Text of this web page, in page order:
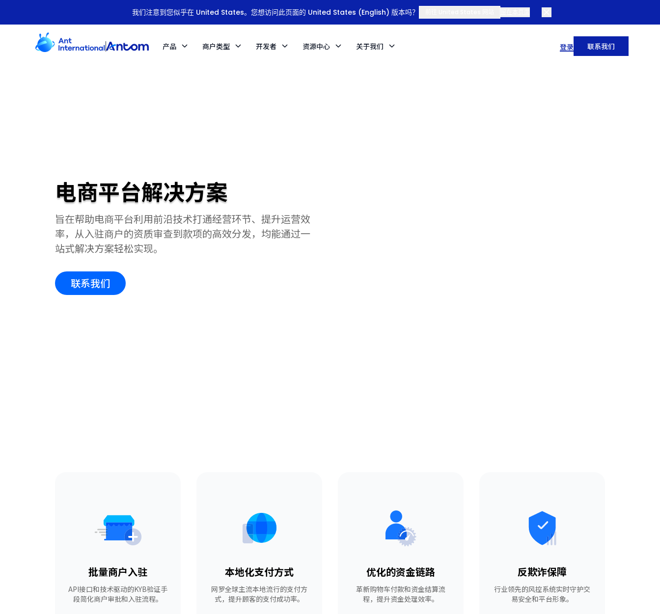
我们注意到您似乎在 United States。您想访问此页面的 United States (English) 版本吗？
产品 商户类型 开发者 资源中心 关于我们 登录 联系我们
电商平台解决方案
旨在帮助电商平台利用前沿技术打通经营环节、提升运营效
率，从入驻商户的资质审查到款项的高效分发，均能通过一
站式解决方案轻松实现。
联系我们
批量商户入驻
API接口和技术驱动的KYB验证手
段简化商户审批和入驻流程。
本地化支付方式
网罗全球主流本地流行的支付方
式，提升顾客的支付成功率。
优化的资金链路
革新购物车付款和资金结算流
程，提升资金处理效率。
反欺诈保障
行业领先的风控系统实时守护交
易安全和平台形象。